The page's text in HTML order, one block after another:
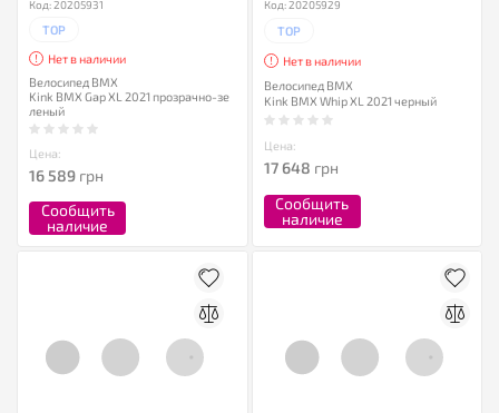
Код: 20205931
TOP
Нет в наличии
Велосипед BMX
Kink BMX Gap XL 2021 прозрачно-зе
леный
Цена:
16 589 грн
Сообщить
наличие
Код: 20205929
TOP
Нет в наличии
Велосипед BMX
Kink BMX Whip XL 2021 черный
Цена:
17 648 грн
Сообщить
наличие